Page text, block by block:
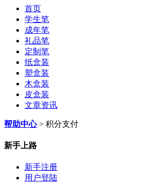
首页
学生笔
成年笔
礼品笔
定制笔
纸盒装
塑盒装
木盒装
皮盒装
文章资讯
帮助中心 > 积分支付
新手上路
新手注册
用户登陆